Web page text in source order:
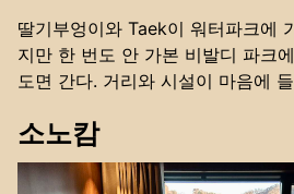
딸기부엉이와 Taek이 워터파크에
지만 한 번도 안 가본 비발디 파크
도면 간다. 거리와 시설이 마음에
소노캄